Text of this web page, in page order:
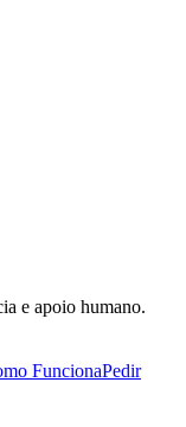
e apoio humano.
FuncionaPedir